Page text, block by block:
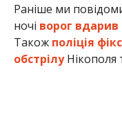
Раніше ми
ночі ворог
Також поліція
обстрілуНікополя